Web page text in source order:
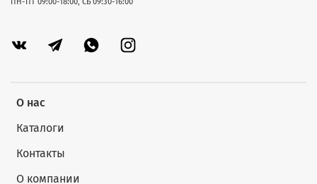
О нас
Каталоги
Контакты
О компании
ПН-ПТ 09:00-18:00, СБ 09:30-16:00